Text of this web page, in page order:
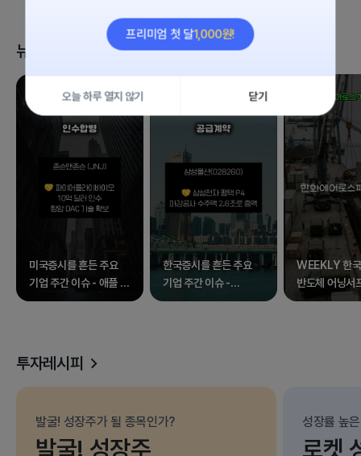
프리미엄 첫 달1,000원!
오늘 하루 열지 않기 닫기
뉴스 클립
미국증시를 흔든 주요
기업 주간 이슈 - 애플 외
17종목
한국증시를 흔든 주요
기업 주간 이슈 -
삼성전자 외 17종목
WEEKLY 한
반도체 어닝서
속 널뛰는 증시
투자레시피
발굴! 성장주가 될 종목인가?
발굴! 성장주
성장률 높
로켓